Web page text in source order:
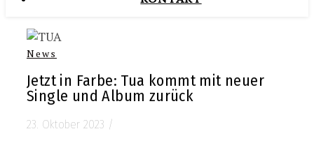
News
Jetzt in Farbe: Tua kommt mit neuer
Single und Album zurück
23. Oktober 2023 /